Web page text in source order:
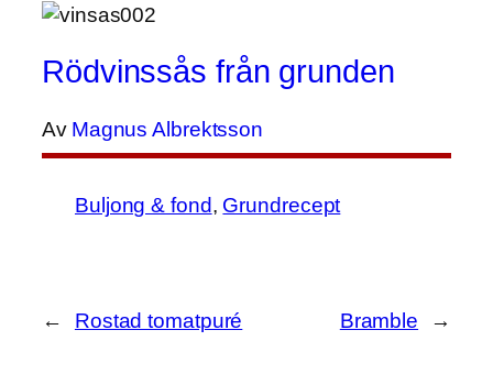
Rödvinssås från grunden
Av Magnus Albrektsson
Buljong & fond, Grundrecept
← Rostad tomatpuré Bramble →